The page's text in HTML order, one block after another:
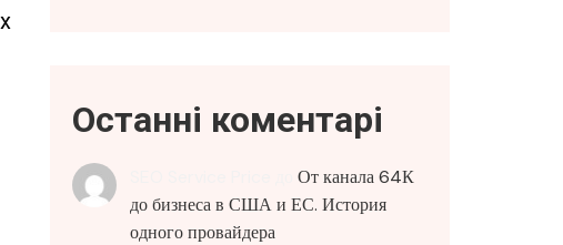
Останні коментарі
От канала 64К
до бизнеса в США и ЕС. История
одного провайдера